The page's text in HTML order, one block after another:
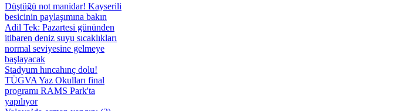
Düştüğü not manidar! Kayserili
besicinin paylaşımına bakın
Adil Tek: Pazartesi gününden
itibaren deniz suyu sıcaklıkları
normal seviyesine gelmeye
başlayacak
Stadyum hıncahınç dolu!
TÜGVA Yaz Okulları final
programı RAMS Park'ta
yapılıyor